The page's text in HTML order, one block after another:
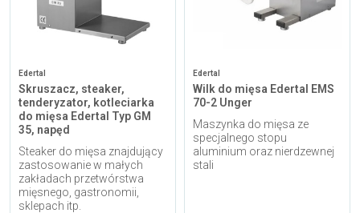
Edertal
Skruszacz, steaker,
tenderyzator, kotleciarka
do mięsa Edertal Typ GM
35, napęd
Steaker do mięsa znajdujący
zastosowanie w małych
zakładach przetwórstwa
mięsnego, gastronomii,
sklepach itp.
Edertal
Wilk do mięsa Edertal EMS
70-2 Unger
Maszynka do mięsa ze
specjalnego stopu
aluminium oraz nierdzewnej
stali